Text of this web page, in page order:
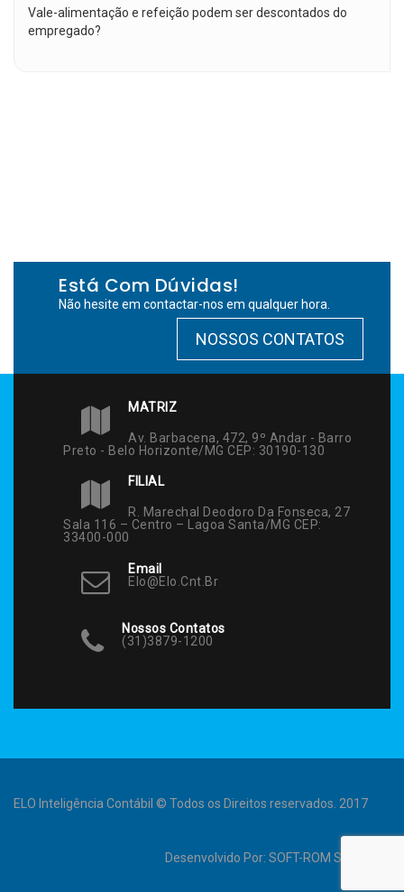
Vale-alimentação e refeição podem ser descontados do
empregado?
Está Com Dúvidas!
Não hesite em contactar-nos em qualquer hora.
NOSSOS CONTATOS
MATRIZ
Av. Barbacena, 472, 9º Andar - Barro
Preto - Belo Horizonte/MG CEP: 30190-130
FILIAL
R. Marechal Deodoro Da Fonseca, 27
Sala 116 – Centro – Lagoa Santa/MG CEP:
33400-000
Email
Elo@elo.cnt.br
Nossos Contatos
(31)3879-1200
ELO Inteligência Contábil © Todos os Direitos reservados. 2017
Desenvolvido Por: SOFT-ROM Sistemas